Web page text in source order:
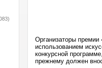
Организаторы премии
использованием
конкурсной
прежнему должен